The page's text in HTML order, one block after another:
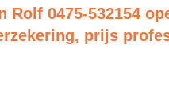
Rolf 0475-532154
prijs